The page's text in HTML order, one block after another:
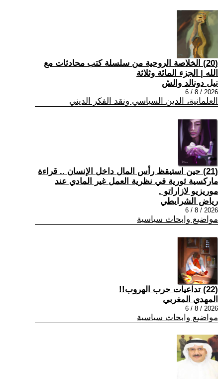
(20) الخلاصة الروحية من سلسلة كتب محادثات مع
الله | الجزء المائة وثلاثة
نيل دونالد والش
2026 / 8 / 6
العلمانية، الدين السياسي ونقد الفكر الديني
(21) حين استيقظ رأس المال داخل الإنسان .. قراءة
ماركسية ثورية في نظرية العمل غير المادي عند
موريزيو لازاراتو .
رياض الشرايطي
2026 / 8 / 6
مواضيع وابحاث سياسية
(22) تداعيات حرب الهروب!!
المهدي المغربي
2026 / 8 / 6
مواضيع وابحاث سياسية